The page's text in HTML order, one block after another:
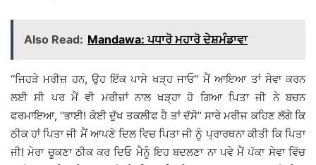
Also Read: Mandawa: ਪਧਾਰੋ ਮਹਾਰੋ ਦੇਸ਼ਮੰਡਾਵਾ
‘‘ਜਿਹੜੇ ਮਰੀਜ਼ ਹਨ, ਉਹ ਇੱਕ ਪਾਸੇ ਖੜ੍ਹ ਜਾਓ’’ ਮੈਂ ਆਇਆ ਤਾਂ ਸੇਵਾ ਕਰਨ
ਲਈ ਸੀ ਪਰ ਮੈਂ ਵੀ ਮਰੀਜ਼ਾਂ ਨਾਲ ਖੜ੍ਹਾ ਹੋ ਗਿਆ ਪਿਤਾ ਜੀ ਨੇ ਬਚਨ
ਫਰਮਾਇਆ, ‘‘ਭਾਈ! ਕੋਈ ਦੁੱਖ ਤਕਲੀਫ ਹੈ ਤਾਂ ਦੱਸੋ’’ ਸਾਰੇ ਮਰੀਜ ਕਹਿਣ ਲੱਗੇ ਕਿ
ਠੀਕ ਹਾਂ ਪਿਤਾ ਜੀ ਮੈਂ ਆਪਣੇ ਦਿਲ ਵਿਚ ਪਿਤਾ ਜੀ ਨੂੰ ਪ੍ਰਾਰਥਨਾ ਕੀਤੀ ਕਿ ਪਿਤਾ
ਜੀ! ਮੇਰਾ ਚੂਕਣਾ ਠੀਕ ਕਰ ਦਿਓ ਮੈਨੂੰ ਇਹ ਬਦਲਣਾ ਨਾ ਪਵੇ ਮੈਂ ਪੱਕਾ ਸੇਵਾ ਵਿੱਚ